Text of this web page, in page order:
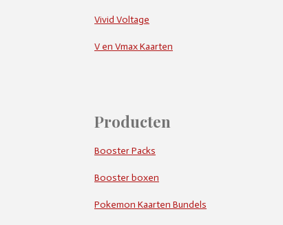
Vivid Voltage
V en Vmax Kaarten
Producten
Booster Packs
Booster boxen
Pokemon Kaarten Bundels